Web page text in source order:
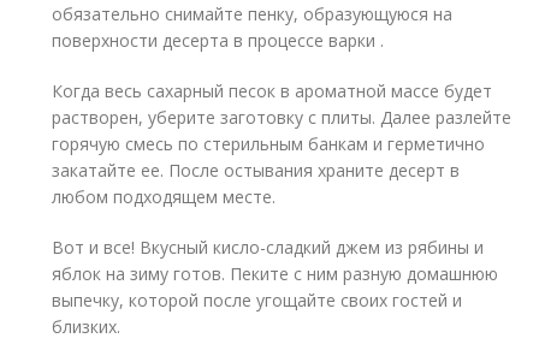
обязательно снимайте пенку, образующуюся на
поверхности десерта в процессе варки .
Когда весь сахарный песок в ароматной массе будет
растворен, уберите заготовку с плиты. Далее разлейте
горячую смесь по стерильным банкам и герметично
закатайте ее. После остывания храните десерт в
любом подходящем месте.
Вот и все! Вкусный кисло-сладкий джем из рябины и
яблок на зиму готов. Пеките с ним разную домашнюю
выпечку, которой после угощайте своих гостей и
близких.